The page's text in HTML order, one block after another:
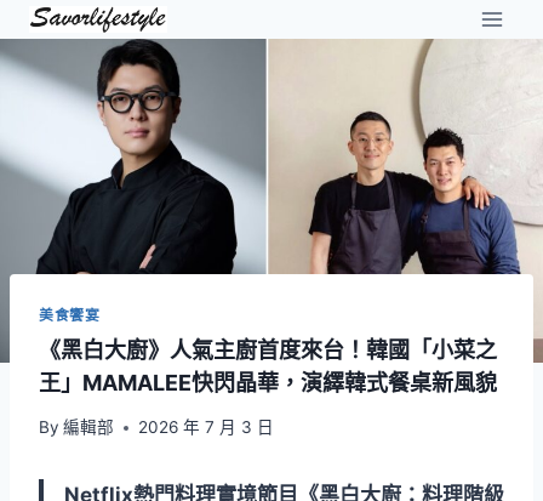
Skip
to
content
美食饗宴
《黑白大廚》人氣主廚首度來台！韓國「小菜之
王」MAMALEE快閃晶華，演繹韓式餐桌新風貌
By 編輯部 2026 年 7 月 3 日
Netflix熱門料理實境節目《黑白大廚：料理階級